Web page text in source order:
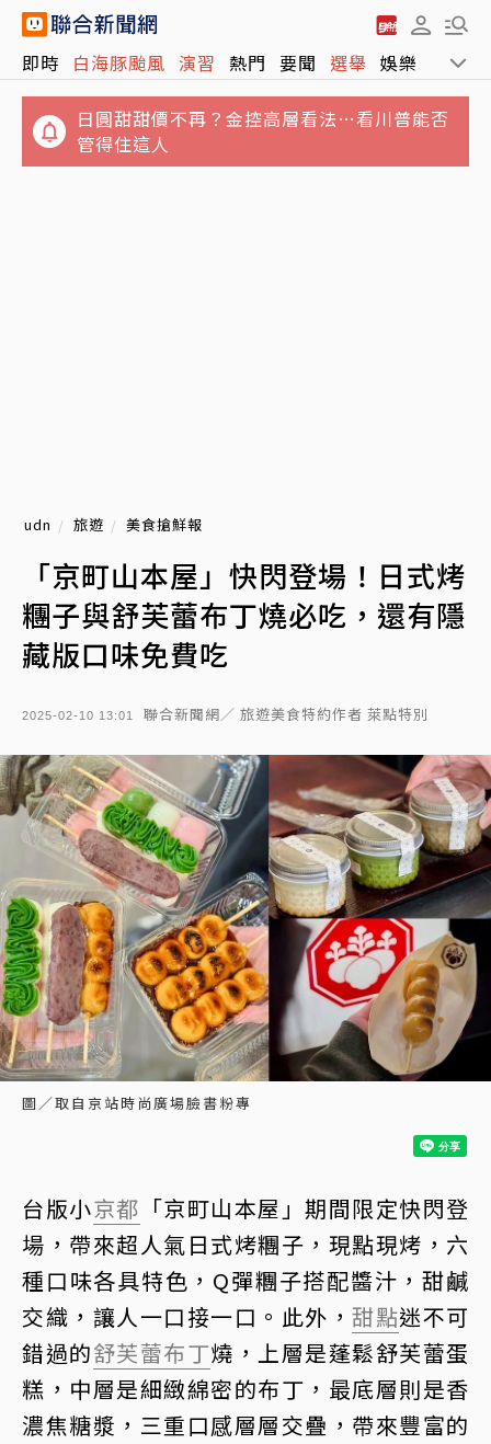
即時 白海豚颱風 演習 熱門 要聞 選舉 娛樂 運動
日圓甜甜價不再？金控高層看法…看川普能否
管得住這人
高雄光華夜市違停賓士擋下暴衝特斯拉 網讚
「救很多人」…車主曝光是他
udn 旅遊 美食搶鮮報
「京町山本屋」快閃登場！日式烤
糰子與舒芙蕾布丁燒必吃，還有隱
藏版口味免費吃
2025-02-10 13:01 聯合新聞網／ 旅遊美食特約作者 萊點特別
圖／取自京站時尚廣場臉書粉專
台版小京都 「京町山本屋」期間限定快閃登
場，帶來超人氣日式烤糰子，現點現烤，六
種口味各具特色，Q彈糰子搭配醬汁，甜鹹
交織，讓人一口接一口。此外， 甜點迷不可
錯過的舒芙蕾布丁燒，上層是蓬鬆舒芙蕾蛋
糕，中層是細緻綿密的布丁，最底層則是香
濃焦糖漿，三重口感層層交疊，帶來豐富的